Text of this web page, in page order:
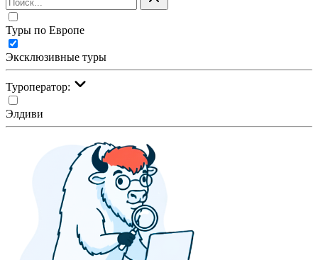
Туры по Европе
Эксклюзивные туры
Туроператор:
Элдиви